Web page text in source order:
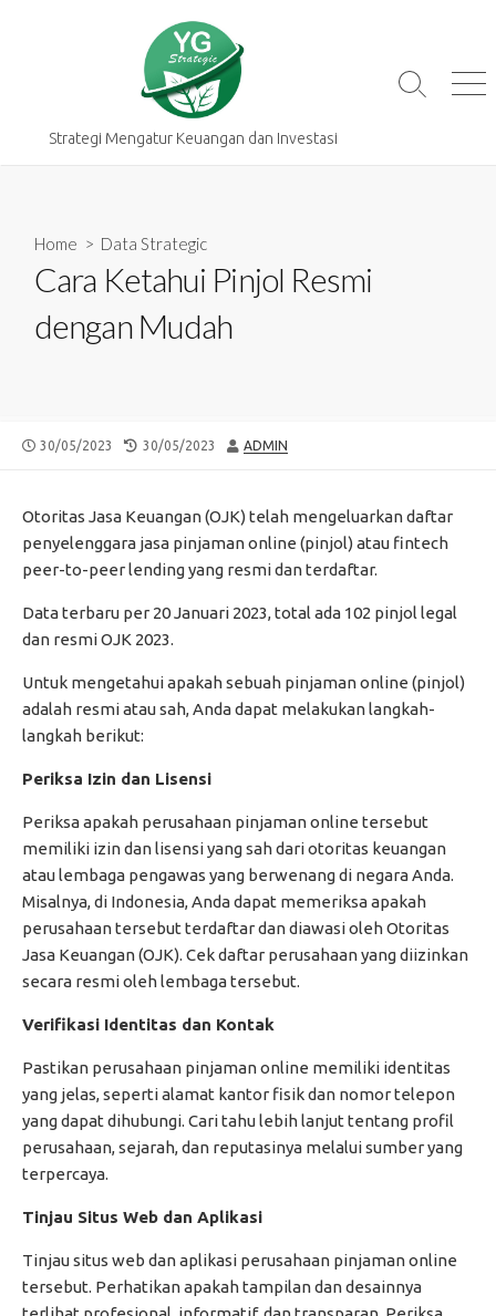
Strategi Mengatur Keuangan dan Investasi
Search
Home > Data Strategic
Cara Ketahui Pinjol Resmi
dengan Mudah
PUBLISHED
30/05/2023
LAST
30/05/2023 AUTHOR
ADMIN
Otoritas Jasa Keuangan (OJK) telah mengeluarkan daftar
penyelenggara jasa pinjaman online (pinjol) atau fintech
peer-to-peer lending yang resmi dan terdaftar.
Data terbaru per 20 Januari 2023, total ada 102 pinjol legal
dan resmi OJK 2023.
Untuk mengetahui apakah sebuah pinjaman online (pinjol)
adalah resmi atau sah, Anda dapat melakukan langkah-
langkah berikut:
Periksa Izin dan Lisensi
Periksa apakah perusahaan pinjaman online tersebut
memiliki izin dan lisensi yang sah dari otoritas keuangan
atau lembaga pengawas yang berwenang di negara Anda.
Misalnya, di Indonesia, Anda dapat memeriksa apakah
perusahaan tersebut terdaftar dan diawasi oleh Otoritas
Jasa Keuangan (OJK). Cek daftar perusahaan yang diizinkan
secara resmi oleh lembaga tersebut.
Verifikasi Identitas dan Kontak
Pastikan perusahaan pinjaman online memiliki identitas
yang jelas, seperti alamat kantor fisik dan nomor telepon
yang dapat dihubungi. Cari tahu lebih lanjut tentang profil
perusahaan, sejarah, dan reputasinya melalui sumber yang
terpercaya.
Tinjau Situs Web dan Aplikasi
Tinjau situs web dan aplikasi perusahaan pinjaman online
tersebut. Perhatikan apakah tampilan dan desainnya